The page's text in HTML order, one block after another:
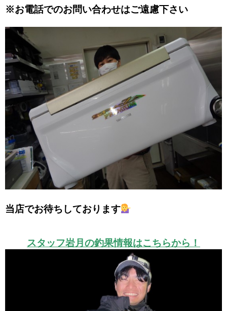
※お電話でのお問い合わせはご遠慮下さい
当店でお待ちしております
スタッフ岩月の釣果情報はこちらから！